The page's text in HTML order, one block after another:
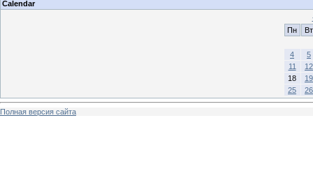
Calendar
Пн
Вт
4
5
11
12
18
19
25
26
Полная версия сайта